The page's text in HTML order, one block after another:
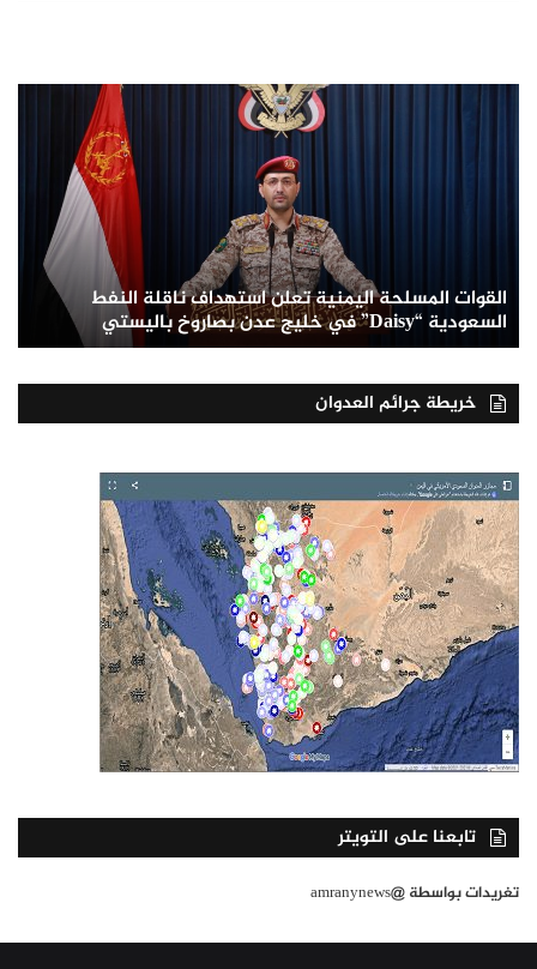
القوات المسلحة اليمنية تعلن استهداف ناقلة النفط
السعودية “Daisy” في خليج عدن بصاروخ باليستي
خريطة جرائم العدوان
تابعنا على التويتر
تغريدات بواسطة @amranynews